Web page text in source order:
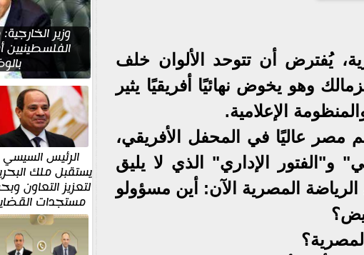
يُفترض أن تتوحد الألوان خلف
وهو يخوض نهائيًا أفريقيًا يثير
الإعلامية.
مصر عاليًا في المحفل الأفريقي،
و"الفتور الإداري" الذي لا يليق
المصرية الآن: أين مسؤولو
وزير
الرئيس السيسي
يستقبل ملك
لتعزيز التعاون
مستجدات
الإقليمية